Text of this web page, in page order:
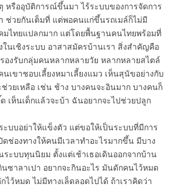
หรืออุบัติการณ์ขึ้นมา ไร้ระบบของการจัดการ
ช่วยกันเต็มที่ แต่พอคนแก่ขึ้นรถเมล์ก็ไม่มี
มไทยแปลกมาก แต่โดยพื้นฐานคนไทยพร้อมที่
นเชิงระบบ อาสาสมัครบ้านเรา สิ่งสำคัญคือ
องรับกลุ่มคนหลากหลายวัย หลากหลายสไตล์
เขาชอบเลี้ยงหมาเลี้ยงแมว เห็นสุนัขอย่างกับ
วยเหลือ เช่น ช้าง บางคนจะอินมาก บางคนก็
ด เห็นเด็กแล้วจะบ้า ฉันอยากจะไปช่วยปลูก
ะบบอย่าให้แข็งตัว แต่ขอให้เป็นระบบที่มีการ
ช่องทางให้คนมีเวลาทำอะไรมากขึ้น มีบาง
ะบบทุนนิยม ตั้งแต่เช้าเธอเดินออกจากบ้าน
นซาลาเปา อยากจะกินอะไร มันดักคนไว้หมด
ไว้หมด ไม่มีทางเล็ดลอดไปได้ ถ้าเราคิดว่า